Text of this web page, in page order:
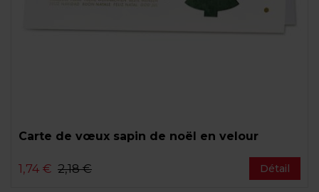
Carte de vœux sapin de noël en velour
1,74 € 2,18 € Détail